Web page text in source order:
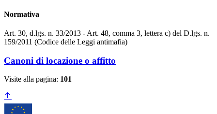
Normativa
Art. 30, d.lgs. n. 33/2013 - Art. 48, comma 3, lettera c) del D.lgs. n.
159/2011 (Codice delle Leggi antimafia)
Canoni di locazione o affitto
Visite alla pagina: 101